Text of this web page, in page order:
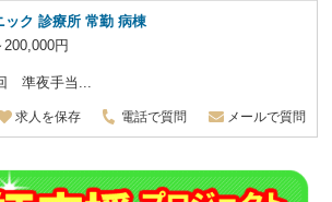
ック 診療所 常勤 病棟
円
準夜手当...
求人を保存 電話で質問 メールで質問